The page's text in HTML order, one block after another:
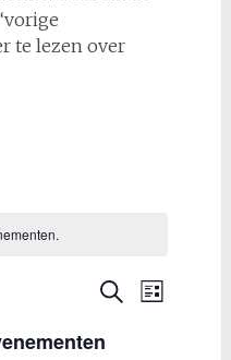
te lezen over
Zoeken
Zoeken
Lijst